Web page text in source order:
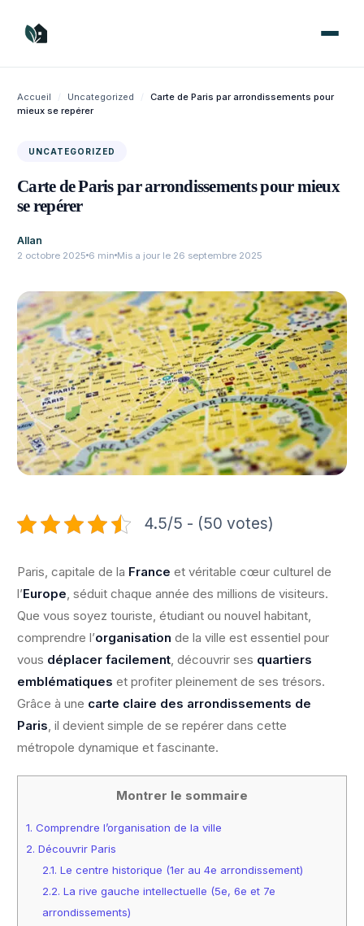
contenu
Accueil / Uncategorized /
Carte de Paris par arrondissements pour
mieux se repérer
UNCATEGORIZED
Carte de Paris par arrondissements pour mieux
se repérer
Allan
2 octobre 2025 6 min Mis a jour le 26 septembre 2025
4.5/5 - (50 votes)
Paris, capitale de la France et véritable cœur culturel de
l’Europe, séduit chaque année des millions de visiteurs.
Que vous soyez touriste, étudiant ou nouvel habitant,
comprendre l’organisation de la ville est essentiel pour
vous déplacer facilement, découvrir ses quartiers
emblématiques et profiter pleinement de ses trésors.
Grâce à une carte claire des arrondissements de
Paris, il devient simple de se repérer dans cette
métropole dynamique et fascinante.
Montrer le sommaire
1. Comprendre l’organisation de la ville
2. Découvrir Paris
2.1. Le centre historique (1er au 4e arrondissement)
2.2. La rive gauche intellectuelle (5e, 6e et 7e
arrondissements)